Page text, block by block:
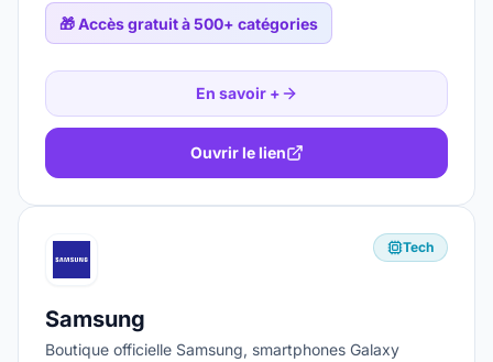
🎁Accès gratuit à 500+ catégories
En savoir +
Ouvrir le lien
Tech
Samsung
Boutique officielle Samsung, smartphones Galaxy